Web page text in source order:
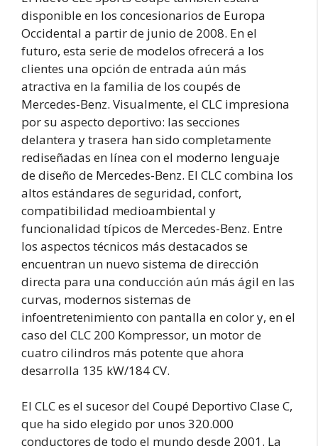
disponible en los concesionarios de Europa
Occidental a partir de junio de 2008. En el
futuro, esta serie de modelos ofrecerá a los
clientes una opción de entrada aún más
atractiva en la familia de los coupés de
Mercedes-Benz. Visualmente, el CLC impresiona
por su aspecto deportivo: las secciones
delantera y trasera han sido completamente
rediseñadas en línea con el moderno lenguaje
de diseño de Mercedes-Benz. El CLC combina los
altos estándares de seguridad, confort,
compatibilidad medioambiental y
funcionalidad típicos de Mercedes-Benz. Entre
los aspectos técnicos más destacados se
encuentran un nuevo sistema de dirección
directa para una conducción aún más ágil en las
curvas, modernos sistemas de
infoentretenimiento con pantalla en color y, en el
caso del CLC 200 Kompressor, un motor de
cuatro cilindros más potente que ahora
desarrolla 135 kW/184 CV.
El CLC es el sucesor del Coupé Deportivo Clase C,
que ha sido elegido por unos 320.000
conductores de todo el mundo desde 2001. La